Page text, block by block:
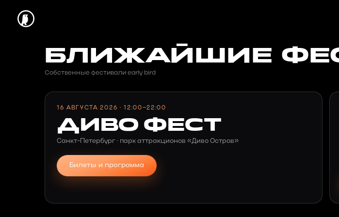
БЛИЖАЙШИЕ
Собственные фестивали early bird
16 АВГУСТА 2026 · 12:00–22:00
ДИВО ФЕСТ
Санкт-Петербург · парк аттракционов «Диво Остров»
Билеты и программа